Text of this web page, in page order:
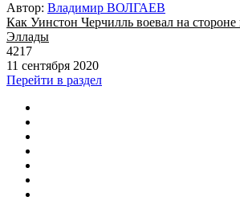
Автор: Владимир ВОЛГАЕВ
Как Уинстон Черчилль воевал на стороне
Эллады
4217
11 сентября 2020
Перейти в раздел